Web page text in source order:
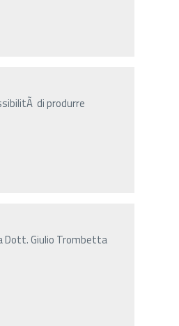
di produrre
Dott. Giulio Trombetta